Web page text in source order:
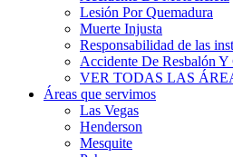
Lesión Por Quemadura
Muerte Injusta
Responsabilidad de las
Accidente De Resbalón Y
VER TODAS LAS
Áreas que servimos
Las Vegas
Henderson
Mesquite